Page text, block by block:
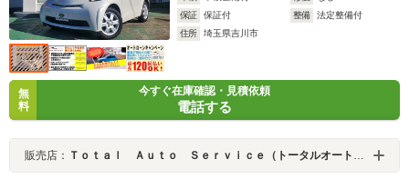
保証
保証付 整備
法定整備付
住所
埼玉県吉川市
無
料
今すぐ在庫確認・見積依頼
電話する
販売店： Ｔｏｔａｌ Ａｕｔｏ Ｓｅｒｖｉｃｅ（トータルオートサービス）ＪＵ適正販売店